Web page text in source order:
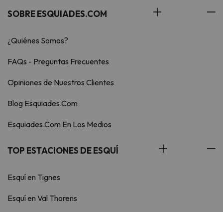
SOBRE ESQUIADES.COM
¿Quiénes Somos?
FAQs - Preguntas Frecuentes
Opiniones de Nuestros Clientes
Blog Esquiades.Com
Esquiades.Com En Los Medios
TOP ESTACIONES DE ESQUÍ
Esquí en Tignes
Esquí en Val Thorens